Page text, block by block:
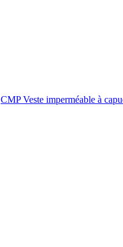
CMP Veste imperméable à